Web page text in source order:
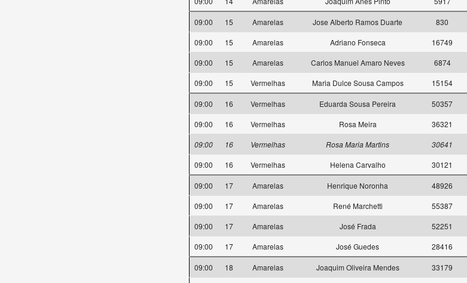
09:00 15 Amarelas Jose Alberto Ramos Duarte 830
09:00
15 Amarelas Adriano Fonseca 16749
09:00
15 Amarelas Carlos Manuel Amaro Neves 6874
09:00
15 Vermelhas Maria Dulce Sousa Campos 15154
09:00 16 Vermelhas Eduarda Sousa Pereira 50357
09:00
16 Vermelhas Rosa Meira 36321
09:00
16 Vermelhas Rosa Maria Martins 30641
09:00
16 Vermelhas Helena Carvalho 30121
09:00 17 Amarelas Henrique Noronha 48926
09:00
17 Amarelas René Marchetti 55387
09:00
17 Amarelas José Frada 52251
09:00
17 Amarelas José Guedes 28416
09:00 18 Amarelas Joaquim Oliveira Mendes 33179